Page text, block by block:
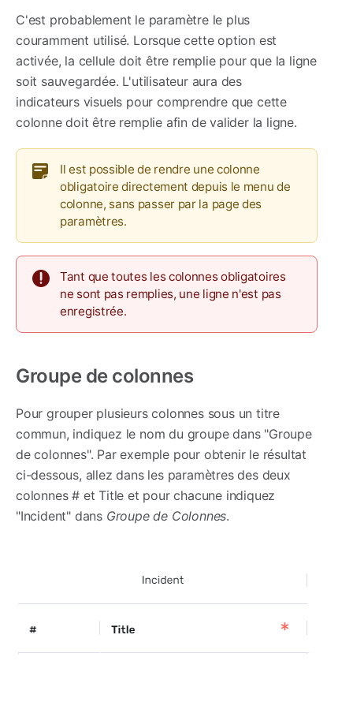
C'est probablement le paramètre le plus
couramment utilisé. Lorsque cette option est
activée, la cellule doit être remplie pour que la ligne
soit sauvegardée. L'utilisateur aura des
indicateurs visuels pour comprendre que cette
colonne doit être remplie afin de valider la ligne.
Il est possible de rendre une colonne
obligatoire directement depuis le menu de
colonne, sans passer par la page des
paramètres.
Tant que toutes les colonnes obligatoires
ne sont pas remplies, une ligne n'est pas
enregistrée.
Groupe de colonnes
Pour grouper plusieurs colonnes sous un titre
commun, indiquez le nom du groupe dans "Groupe
de colonnes". Par exemple pour obtenir le résultat
ci-dessous, allez dans les paramètres des deux
colonnes # et Title et pour chacune indiquez
"Incident" dans Groupe de Colonnes.